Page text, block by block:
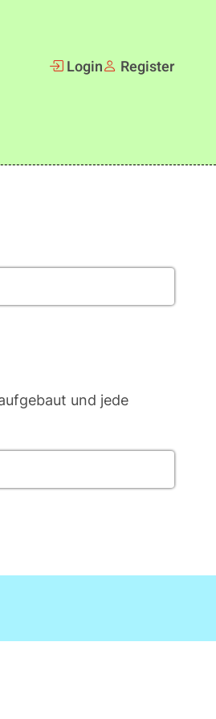
Login Register
und jede